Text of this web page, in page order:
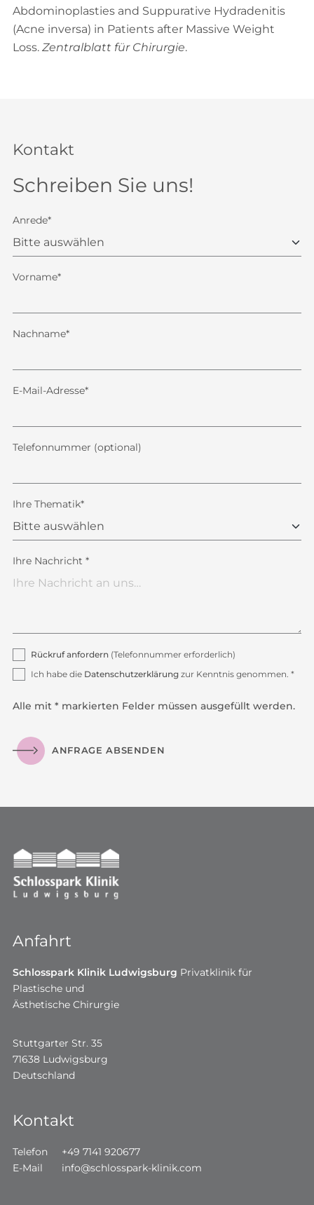
Abdominoplasties and Suppurative Hydradenitis
(Acne inversa) in Patients after Massive Weight
Loss. Zentralblatt für Chirurgie.
Kontakt
Schreiben Sie uns!
Anrede*
Vorname*
Nachname*
E-Mail-Adresse*
Telefonnummer (optional)
Ihre Thematik*
Ihre Nachricht *
Rückruf anfordern(Telefonnummer erforderlich)
Ich habe die Datenschutzerklärungzur Kenntnis genommen. *
Alle mit * markierten Felder müssen ausgefüllt werden.
ANFRAGE ABSENDEN
Anfahrt
Schlosspark Klinik Ludwigsburg Privatklinik für
Plastische und
Ästhetische Chirurgie
Stuttgarter Str. 35
71638 Ludwigsburg
Deutschland
Kontakt
Telefon
+49 7141 920677
E-Mail
info@schlosspark-klinik.com